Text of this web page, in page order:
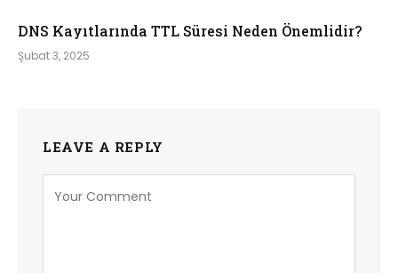
DNS Kayıtlarında TTL Süresi Neden Önemlidir?
Şubat 3, 2025
LEAVE A REPLY